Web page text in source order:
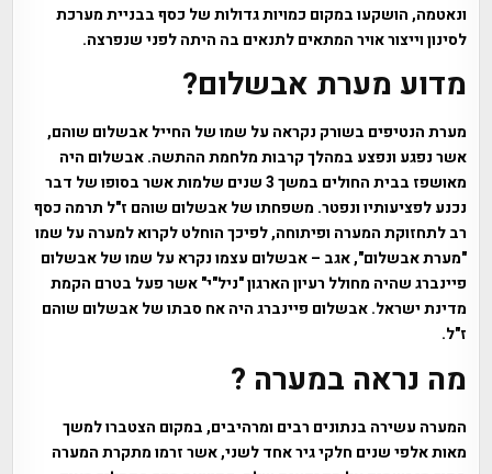
ונאטמה, הושקעו במקום כמויות גדולות של כסף בבניית מערכת
לסינון וייצור אויר המתאים לתנאים בה היתה לפני שנפרצה.
מדוע מערת אבשלום?
מערת הנטיפים בשורק נקראה על שמו של החייל אבשלום שוהם,
אשר נפגע ונפצע במהלך קרבות מלחמת ההתשה. אבשלום היה
מאושפז בבית החולים במשך 3 שנים שלמות אשר בסופו של דבר
נכנע לפציעותיו ונפטר. משפחתו של אבשלום שוהם ז"ל תרמה כסף
רב לתחזוקת המערה ופיתוחה, לפיכך הוחלט לקרוא למערה על שמו
"מערת אבשלום", אגב – אבשלום עצמו נקרא על שמו של אבשלום
פיינברג שהיה מחולל רעיון הארגון "ניל"י" אשר פעל בטרם הקמת
מדינת ישראל. אבשלום פיינברג היה אח סבתו של אבשלום שוהם
ז"ל.
מה נראה במערה ?
המערה עשירה בנתונים רבים ומרהיבים, במקום הצטברו למשך
מאות אלפי שנים חלקי גיר אחד לשני, אשר זרמו מתקרת המערה